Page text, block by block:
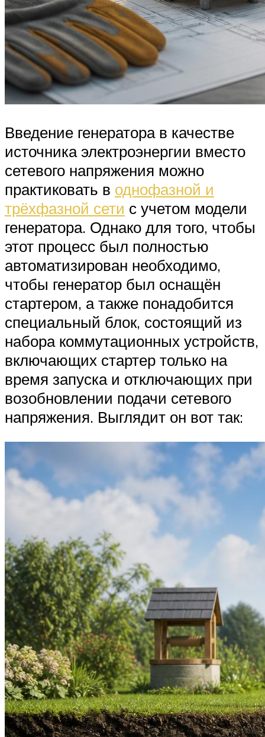
Введение генератора в качестве
источника электроэнергии вместо
сетевого напряжения можно
практиковать в однофазной и
трёхфазной сети с учетом модели
генератора. Однако для того, чтобы
этот процесс был полностью
автоматизирован необходимо,
чтобы генератор был оснащён
стартером, а также понадобится
специальный блок, состоящий из
набора коммутационных устройств,
включающих стартер только на
время запуска и отключающих при
возобновлении подачи сетевого
напряжения. Выглядит он вот так: